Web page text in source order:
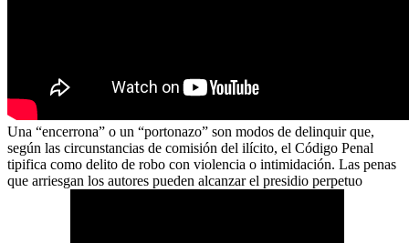
Una “encerrona” o un “portonazo” son modos de delinquir que,
según las circunstancias de comisión del ilícito, el Código Penal
tipifica como delito de robo con violencia o intimidación. Las penas
que arriesgan los autores pueden alcanzar el presidio perpetuo